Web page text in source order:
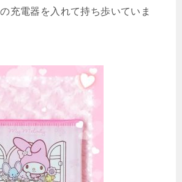
充電器を入れて持ち歩いていま